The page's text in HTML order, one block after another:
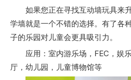
如果您正在寻找互动墙玩具来
学墙就是一个不错的选择。有了各
子的乐园对儿童会更具吸引力。
应用：室内游乐场，FEC，娱
厅，幼儿园，儿童博物馆等